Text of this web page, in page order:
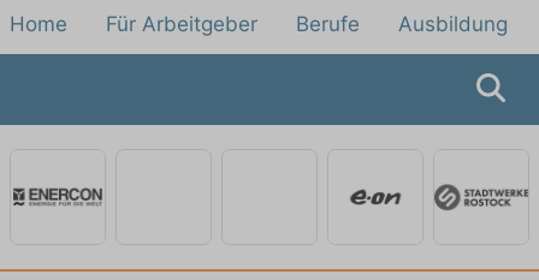
Home Für Arbeitgeber Berufe Ausbildung